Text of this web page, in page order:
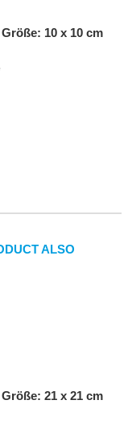
10 x 10 cm
ALSO
21 x 21 cm